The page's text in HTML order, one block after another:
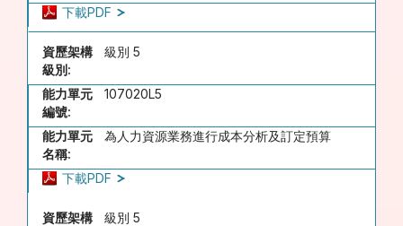
下載PDF
資歷架構
級別:
級別 5
能力單元
編號:
107020L5
能力單元
名稱:
為人力資源業務進行成本分析及訂定預算
下載PDF
資歷架構
級別 5